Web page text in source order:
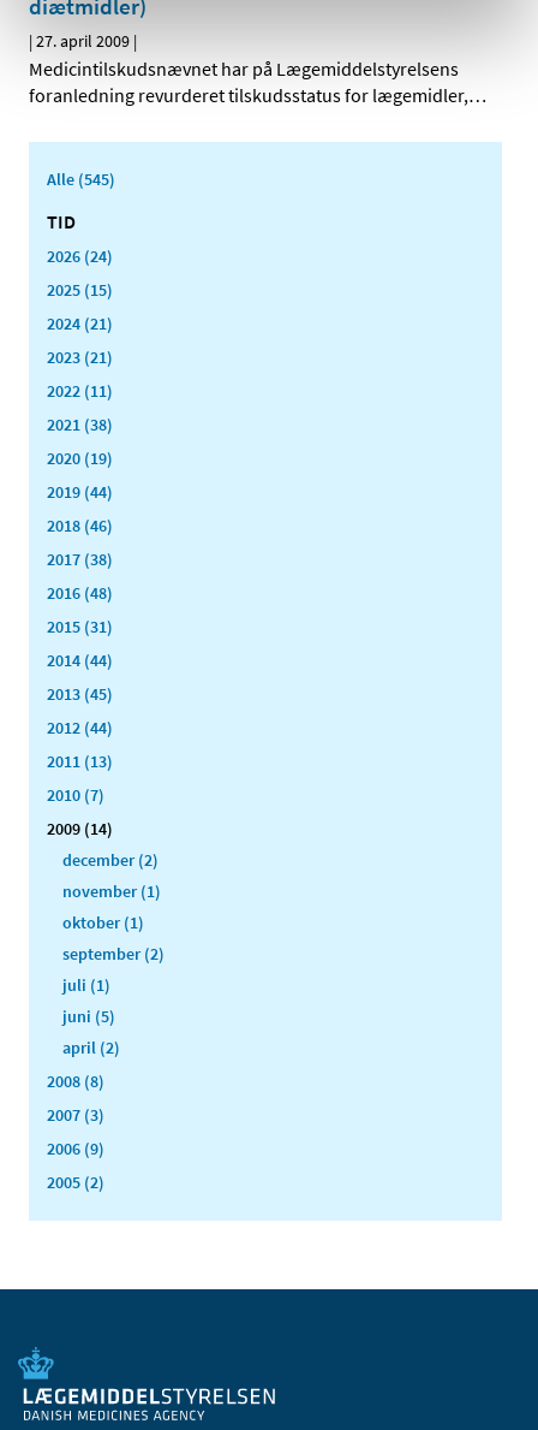
diætmidler)
| 27. april 2009 |
Medicintilskudsnævnet har på Lægemiddelstyrelsens
foranledning revurderet tilskudsstatus for lægemidler,…
Alle (545)
TID
2026 (24)
2025 (15)
2024 (21)
2023 (21)
2022 (11)
2021 (38)
2020 (19)
2019 (44)
2018 (46)
2017 (38)
2016 (48)
2015 (31)
2014 (44)
2013 (45)
2012 (44)
2011 (13)
2010 (7)
2009 (14)
december (2)
november (1)
oktober (1)
september (2)
juli (1)
juni (5)
april (2)
2008 (8)
2007 (3)
2006 (9)
2005 (2)